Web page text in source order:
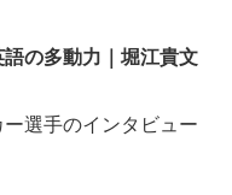
の多動力｜堀江貴文
選手のインタビュー